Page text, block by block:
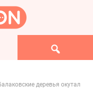
деревья окутал